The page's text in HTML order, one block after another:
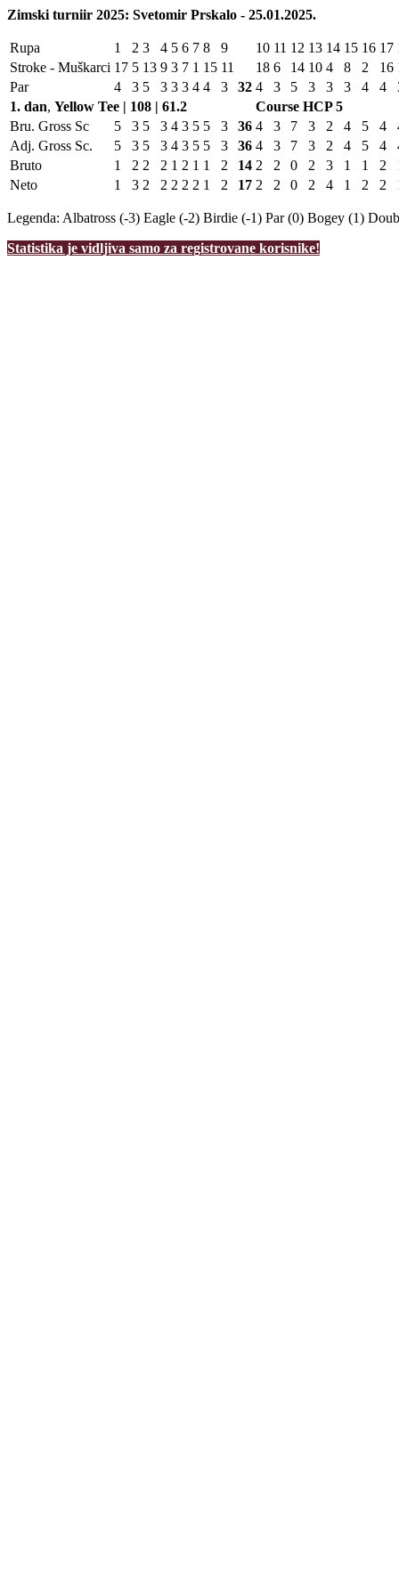
Zimski turniir 2025: Svetomir Prskalo - 25.01.2025.
Rupa 1 2 3 4 5 6 7 8 9 10 11 12 13 14 15 16 17
Stroke - Muškarci 17 5 13 9 3 7 1 15 11 18 6 14 10 4 8 2 16
Par
4 3 5 3 3 3 4 4 3 32 4 3 5 3 3 3 4 4
1. dan, Yellow Tee | 108 | 61.2 Course HCP5
Bru. Gross Sc
5 3 5 3 4 3 5 5 3 36 4 3 7 3 2 4 5 4
Adj. Gross Sc.
5 3 5 3 4 3 5 5 3 36 4 3 7 3 2 4 5 4
Bruto
1 2 2 2 1 2 1 1 2 14 2 2 0 2 3 1 1 2
Neto
1 3 2 2 2 2 2 1 2 17 2 2 0 2 4 1 2 2
Legenda: Albatross (-3) Eagle (-2) Birdie (-1) Par (0) Bogey (1)
Statistika je vidljiva samo za registrovane korisnike!